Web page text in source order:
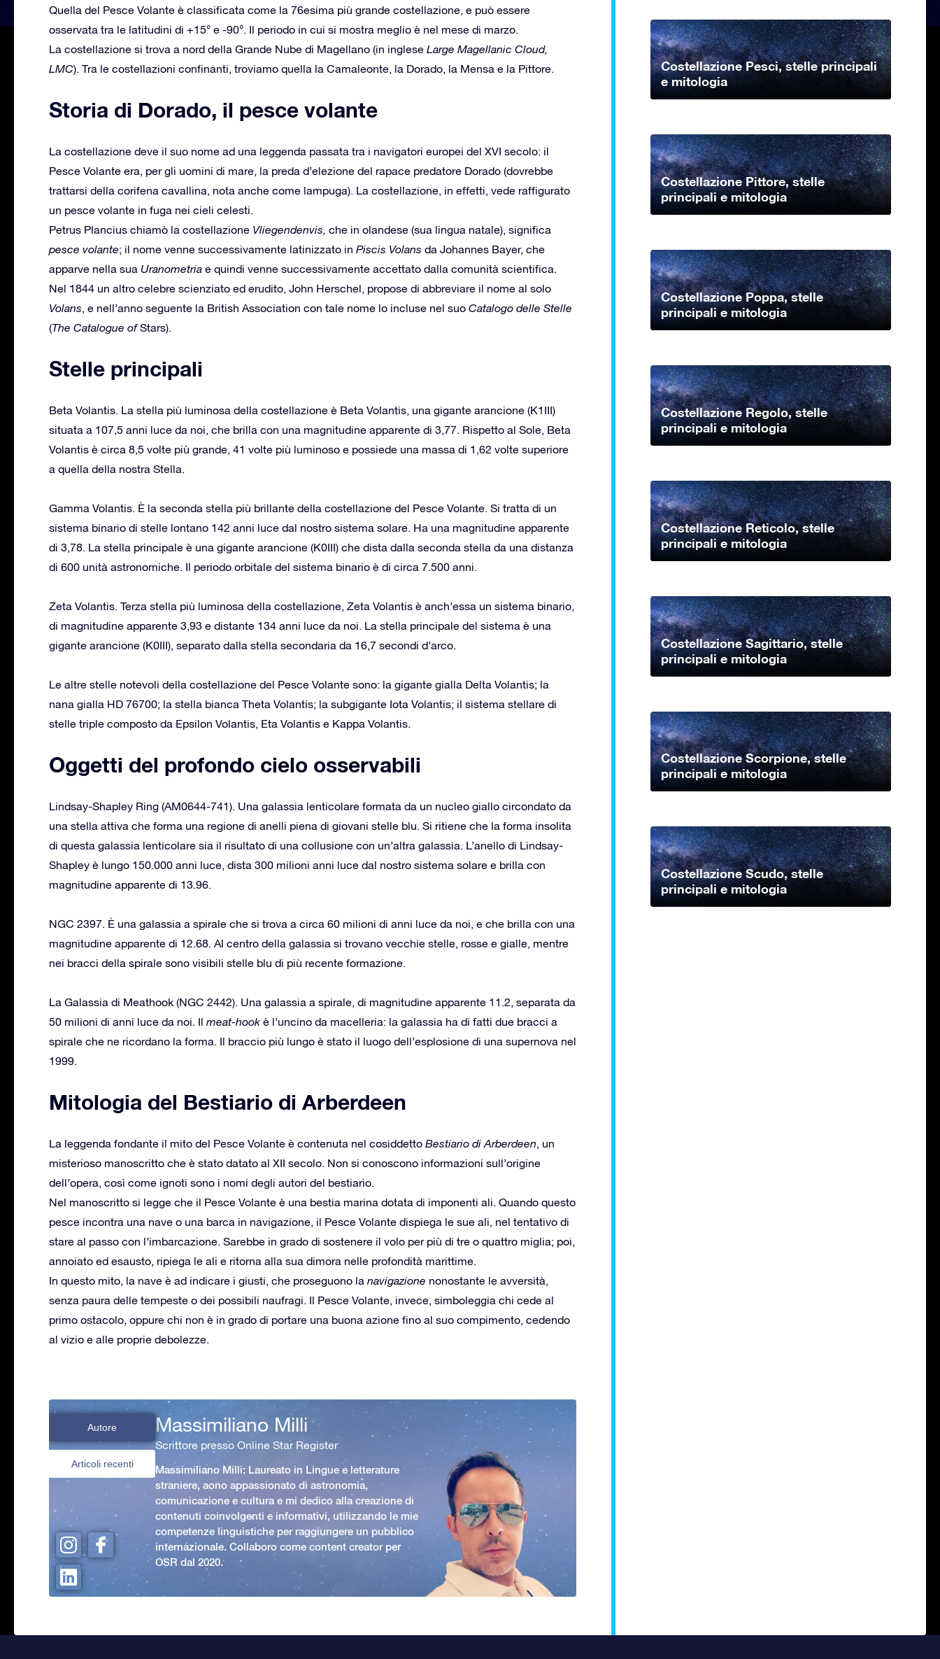
Quella del Pesce Volante è classificata come la 76esima più grande costellazione, e può essere
osservata tra le latitudini di +15° e -90°. Il periodo in cui si mostra meglio è nel mese di marzo.
La costellazione si trova a nord della Grande Nube di Magellano (in inglese Large Magellanic Cloud,
LMC). Tra le costellazioni confinanti, troviamo quella la Camaleonte, la Dorado, la Mensa e la Pittore.
Storia di Dorado, il pesce volante
La costellazione deve il suo nome ad una leggenda passata tra i navigatori europei del XVI secolo: il
Pesce Volante era, per gli uomini di mare, la preda d’elezione del rapace predatore Dorado (dovrebbe
trattarsi della corifena cavallina, nota anche come lampuga). La costellazione, in effetti, vede raffigurato
un pesce volante in fuga nei cieli celesti.
Petrus Plancius chiamò la costellazione Vliegendenvis, che in olandese (sua lingua natale), significa
pesce volante; il nome venne successivamente latinizzato in Piscis Volans da Johannes Bayer, che
apparve nella sua Uranometria e quindi venne successivamente accettato dalla comunità scientifica.
Nel 1844 un altro celebre scienziato ed erudito, John Herschel, propose di abbreviare il nome al solo
Volans, e nell’anno seguente la British Association con tale nome lo incluse nel suo Catalogo delle Stelle
(The Catalogue ofStars).
Stelle principali
Beta Volantis. La stella più luminosa della costellazione è Beta Volantis, una gigante arancione (K1III)
situata a 107,5 anni luce da noi, che brilla con una magnitudine apparente di 3,77. Rispetto al Sole, Beta
Volantis è circa 8,5 volte più grande, 41 volte più luminoso e possiede una massa di 1,62 volte superiore
a quella della nostra Stella.
Gamma Volantis. È la seconda stella più brillante della costellazione del Pesce Volante. Si tratta di un
sistema binario di stelle lontano 142 anni luce dal nostro sistema solare. Ha una magnitudine apparente
di 3,78. La stella principale è una gigante arancione (K0III) che dista dalla seconda stella da una distanza
di 600 unità astronomiche. Il periodo orbitale del sistema binario è di circa 7.500 anni.
Zeta Volantis. Terza stella più luminosa della costellazione, Zeta Volantis è anch’essa un sistema binario,
di magnitudine apparente 3,93 e distante 134 anni luce da noi. La stella principale del sistema è una
gigante arancione (K0III), separato dalla stella secondaria da 16,7 secondi d’arco.
Le altre stelle notevoli della costellazione del Pesce Volante sono: la gigante gialla Delta Volantis; la
nana gialla HD 76700; la stella bianca Theta Volantis; la subgigante Iota Volantis; il sistema stellare di
stelle triple composto da Epsilon Volantis, Eta Volantis e Kappa Volantis.
Oggetti del profondo cielo osservabili
Lindsay-Shapley Ring (AM0644-741). Una galassia lenticolare formata da un nucleo giallo circondato da
una stella attiva che forma una regione di anelli piena di giovani stelle blu. Si ritiene che la forma insolita
di questa galassia lenticolare sia il risultato di una collusione con un’altra galassia. L’anello di Lindsay-
Shapley è lungo 150.000 anni luce, dista 300 milioni anni luce dal nostro sistema solare e brilla con
magnitudine apparente di 13.96.
NGC 2397. È una galassia a spirale che si trova a circa 60 milioni di anni luce da noi, e che brilla con una
magnitudine apparente di 12.68. Al centro della galassia si trovano vecchie stelle, rosse e gialle, mentre
nei bracci della spirale sono visibili stelle blu di più recente formazione.
La Galassia di Meathook (NGC 2442). Una galassia a spirale, di magnitudine apparente 11.2, separata da
50 milioni di anni luce da noi. Il meat-hook è l’uncino da macelleria: la galassia ha di fatti due bracci a
spirale che ne ricordano la forma. Il braccio più lungo è stato il luogo dell’esplosione di una supernova nel
1999.
Mitologia del Bestiario di Arberdeen
La leggenda fondante il mito del Pesce Volante è contenuta nel cosiddetto Bestiario di Arberdeen, un
misterioso manoscritto che è stato datato al XII secolo. Non si conoscono informazioni sull’origine
dell’opera, così come ignoti sono i nomi degli autori del bestiario.
Nel manoscritto si legge che il Pesce Volante è una bestia marina dotata di imponenti ali. Quando questo
pesce incontra una nave o una barca in navigazione, il Pesce Volante dispiega le sue ali, nel tentativo di
stare al passo con l’imbarcazione. Sarebbe in grado di sostenere il volo per più di tre o quattro miglia; poi,
annoiato ed esausto, ripiega le ali e ritorna alla sua dimora nelle profondità marittime.
In questo mito, la nave è ad indicare i giusti, che proseguono la navigazione nonostante le avversità,
senza paura delle tempeste o dei possibili naufragi. Il Pesce Volante, invece, simboleggia chi cede al
primo ostacolo, oppure chi non è in grado di portare una buona azione fino al suo compimento, cedendo
al vizio e alle proprie debolezze.
Autore
Articoli recenti
Massimiliano Milli
Scrittore presso Online Star Register
Massimiliano Milli: Laureato in Lingue e letterature
straniere, aono appassionato di astronomia,
comunicazione e cultura e mi dedico alla creazione di
contenuti coinvolgenti e informativi, utilizzando le mie
competenze linguistiche per raggiungere un pubblico
internazionale. Collaboro come content creator per
OSR dal 2020.
Costellazione Pesci, stelle principali
e mitologia
Costellazione Pittore, stelle
principali e mitologia
Costellazione Poppa, stelle
principali e mitologia
Costellazione Regolo, stelle
principali e mitologia
Costellazione Reticolo, stelle
principali e mitologia
Costellazione Sagittario, stelle
principali e mitologia
Costellazione Scorpione, stelle
principali e mitologia
Costellazione Scudo, stelle
principali e mitologia